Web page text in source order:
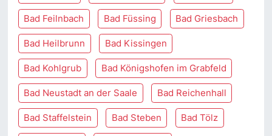
Bad Feilnbach Bad Füssing Bad Griesbach
Bad Heilbrunn Bad Kissingen
Bad Kohlgrub Bad Königshofen im Grabfeld
Bad Neustadt an der Saale Bad Reichenhall
Bad Staffelstein Bad Steben Bad Tölz